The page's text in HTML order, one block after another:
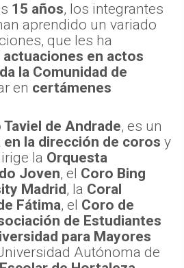
15 años, los integrantes
aprendido un variado
que les ha
actuaciones en actos
la Comunidad de
en certámenes
Taviel de Andrade, es un
la dirección de coros y
la Orquesta
Joven, el Coro Bing
Madrid, la Coral
Fátima, el Coro de
de Estudiantes
para Mayores
Autónoma de